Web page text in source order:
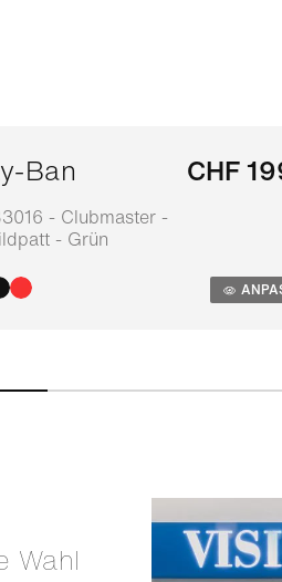
Ban
- Clubmaster -
- Grün
CHF
Wahl